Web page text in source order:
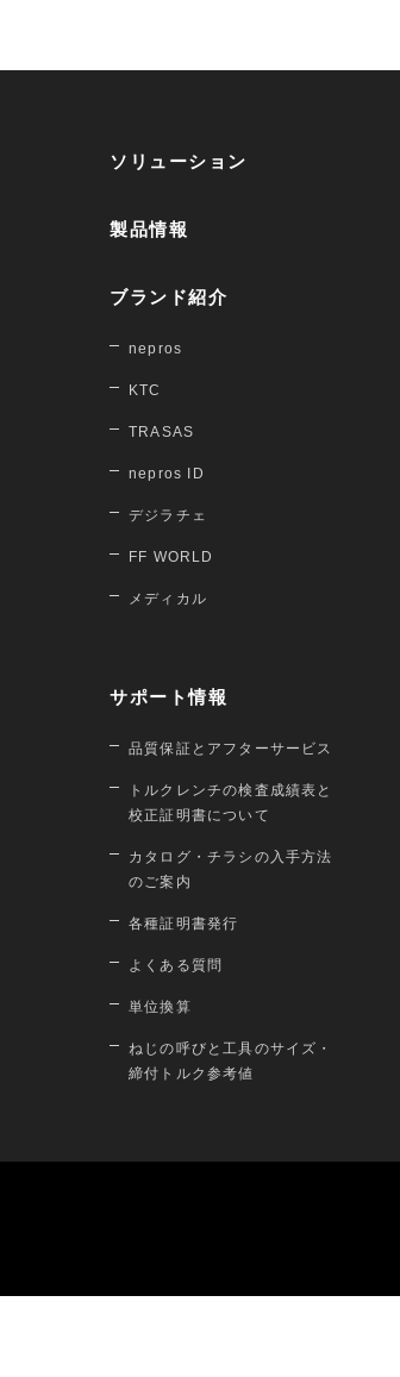
ソリューション
製品情報
ブランド紹介
nepros
KTC
TRASAS
nepros ID
デジラチェ
FF WORLD
メディカル
サポート情報
品質保証とアフターサービス
トルクレンチの検査成績表と
校正証明書について
カタログ・チラシの入手方法
のご案内
各種証明書発行
よくある質問
単位換算
ねじの呼びと工具のサイズ・
締付トルク参考値